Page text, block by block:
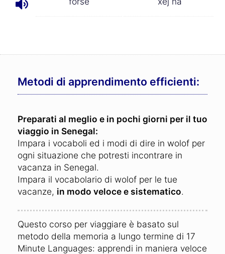
Metodi di apprendimento efficienti:
Preparati al meglio e in pochi giorni per il tuo
viaggio in Senegal:
Impara i vocaboli ed i modi di dire in wolof per
ogni situazione che potresti incontrare in
vacanza in Senegal.
Impara il vocabolario di wolof per le tue
vacanze, in modo veloce e sistematico.
Questo corso per viaggiare è basato sul
metodo della memoria a lungo termine di 17
Minute Languages: apprendi in maniera veloce